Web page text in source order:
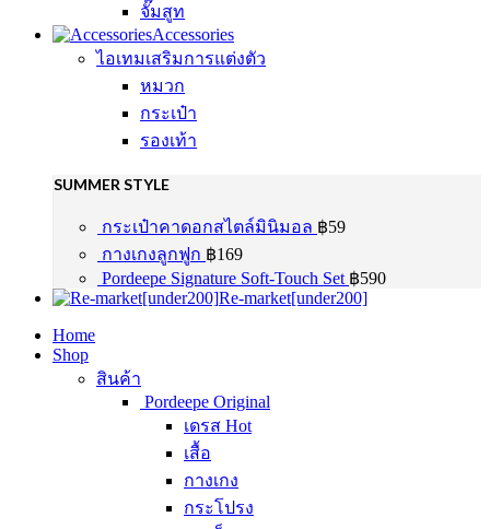
จั๊มสูท
Accessories
ไอเทมเสริมการแต่งตัว
หมวก
กระเป๋า
รองเท้า
SUMMER STYLE
กระเป๋าคาดอกสไตล์มินิมอล ฿59
กางเกงลูกฟูก ฿169
Pordeepe Signature Soft-Touch Set ฿590
Re-market[under200]
Home
Shop
สินค้า
Pordeepe Original
เดรส Hot
เสื้อ
กางเกง
กระโปรง